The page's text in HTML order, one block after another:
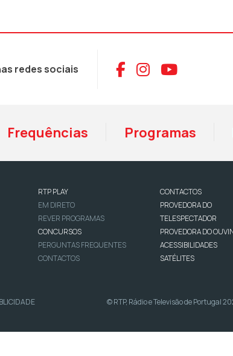
redes sociais Aceder ao
Aceder ao
Aceder
Frequências Programas
RTP PLAY
EM DIRETO
REVER PROGRAMAS
CONCURSOS
PERGUNTAS FREQUENTES
CONTACTOS
CONTACTOS
PROVEDORA DO
TELESPECTADOR
PROVEDORA DO
ACESSIBILIDADES
SATÉLITES
© RTP, Rádio e Televisão de Portugal